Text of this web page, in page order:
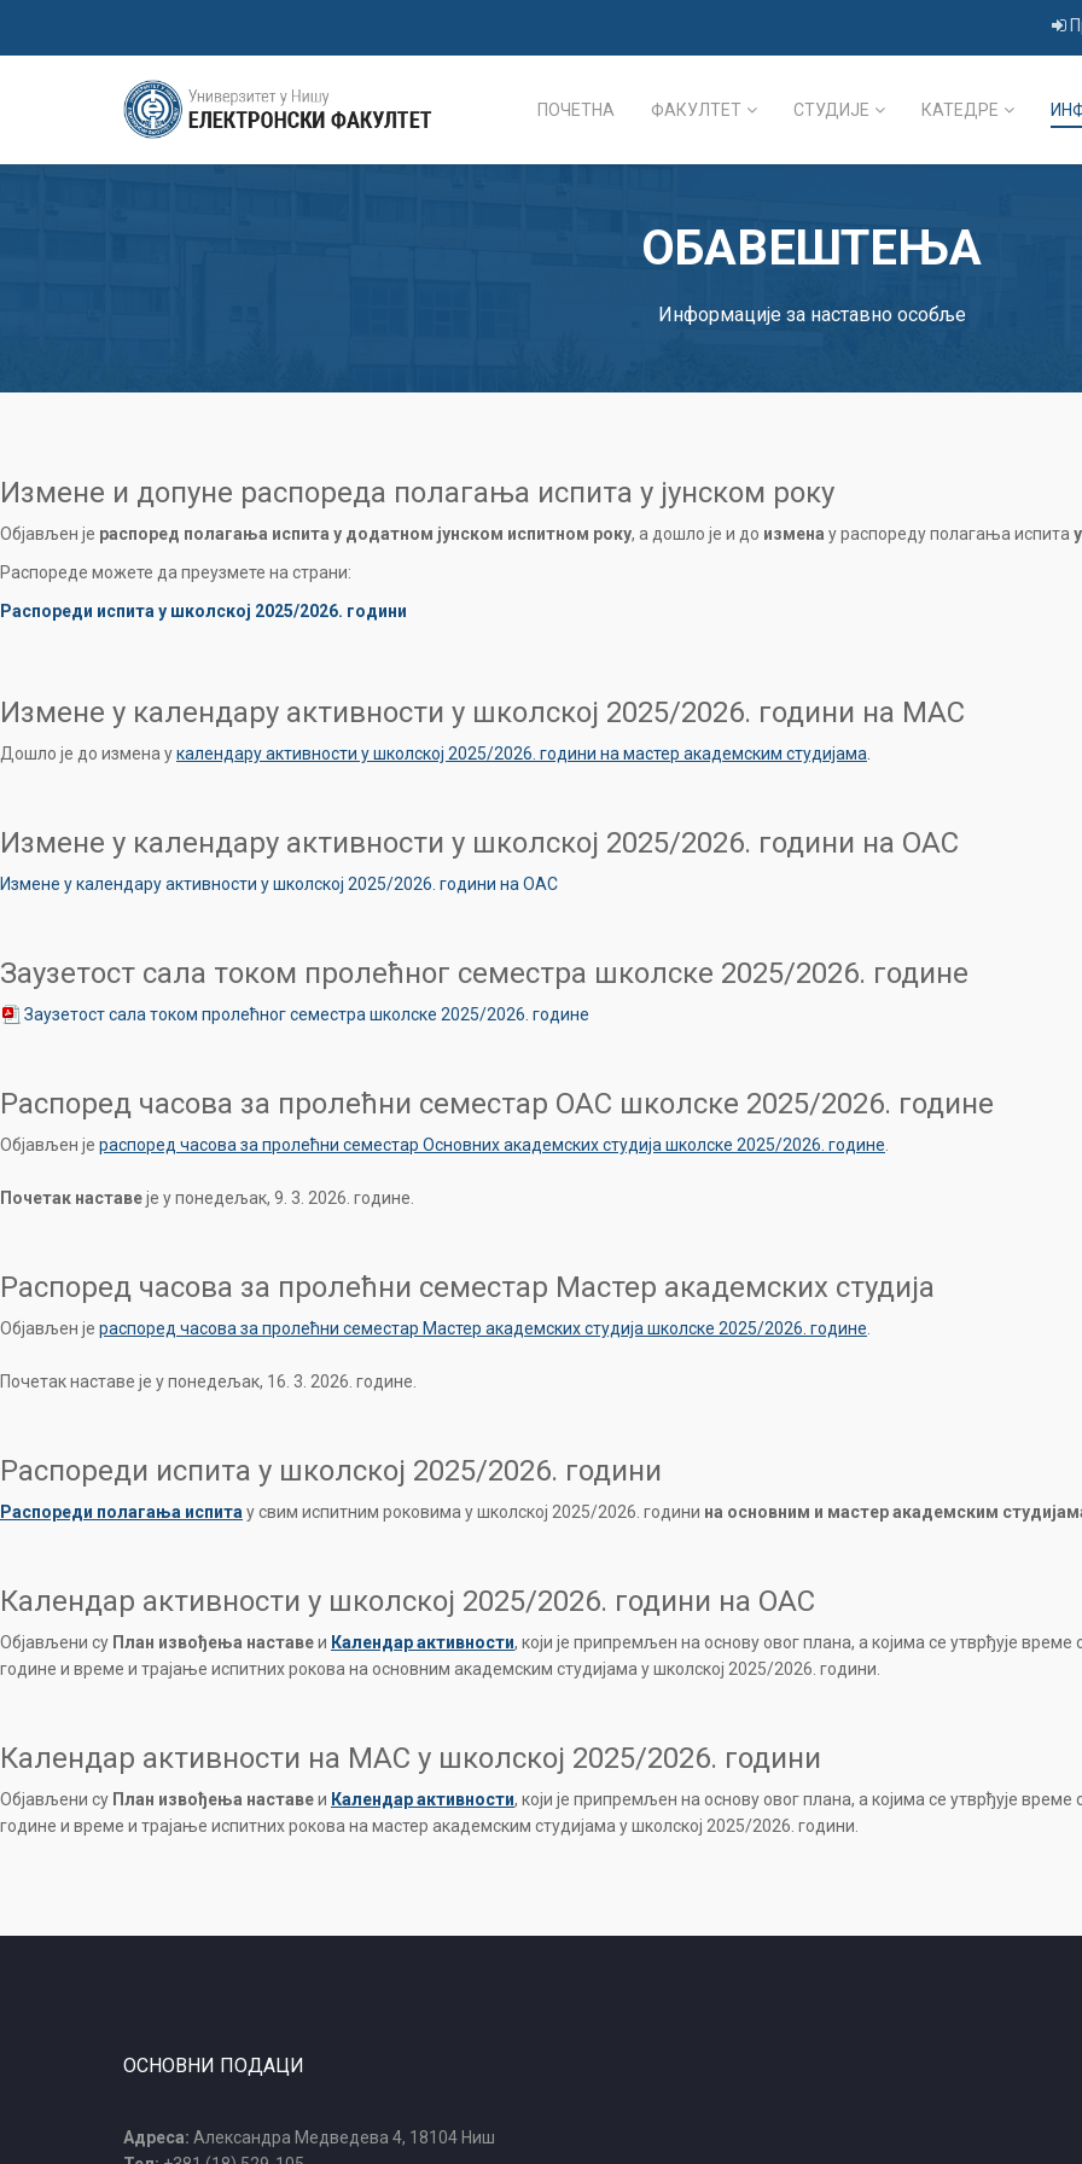
ПОЧЕТНА ФАКУЛТЕТ СТУДИЈЕ КАТЕДРЕ
ОБАВЕШТЕЊА
Информације за наставно особље
Измене и допуне распореда полагања испита у јунском року
Објављен је распоред полагања испита у додатном јунском испитном року, а дошло је и до измена у распореду полагања испита
Распореде можете да преузмете на страни:
Распореди испита у школској 2025/2026. години
Измене у календару активности у школској 2025/2026. години на МАС
Дошло је до измена укалендару активности у школској 2025/2026. години на мастер академским студијама
Измене у календару активности у школској 2025/2026. години на ОАС
Измене у календару активности у школској 2025/2026. години на ОАС
Заузетост сала током пролећног семестра школске 2025/2026. године
Заузетост сала током пролећног семестра школске 2025/2026. године
Распоред часова за пролећни семестар ОАС школске 2025/2026. године
Објављен је распоред часова за пролећни семестар Основних академских студија школске 2025/2026. године
Почетак наставеје у понедељак, 9. 3. 2026. године.
Распоред часова за пролећни семестар Мастер академских студија
Објављен је распоред часова за пролећни семестар Мастер академских студија школске 2025/2026. године
Почетак наставе је у понедељак, 16. 3. 2026. године.
Распореди испита у школској 2025/2026. години
Распореди полагања испита у свим испитним роковима у школској 2025/2026. години на основним и мастер академским
Календар активности у школској 2025/2026. години на ОАС
Објављени су План извођења наставеи Календар активности, који је припремљен на основу овог плана, а којима се утврђује
године и време и трајање испитних рокова на основним академским студијама у школској 2025/2026. години.
Календар активности на МАС у школској 2025/2026. години
Објављени су План извођења наставеи Календар активности, који је припремљен на основу овог плана, а којима се утврђује
године и време и трајање испитних рокова на мастер академским студијама у школској 2025/2026. години.
ОСНОВНИ ПОДАЦИ
Адреса: Александра Медведева 4, 18104 Ниш